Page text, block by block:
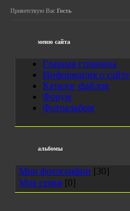
Приветствую Вас Гость
меню сайта
Главная страница
Информация о сайте
Каталог файлов
Форум
Фотоальбом
альбомы
Мои фотографии [30]
Моя семья [0]